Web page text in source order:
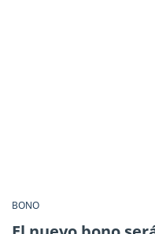
BONO